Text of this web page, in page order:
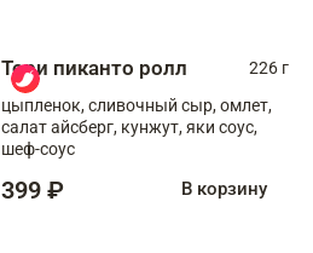
Тори пиканто ролл
226 г
цыпленок, сливочный сыр, омлет,
салат айсберг, кунжут, яки соус,
шеф-соус
399 ₽ В корзину